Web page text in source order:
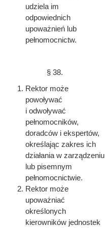
udziela im
odpowiednich
upoważnień lub
pełnomocnictw.
§ 38.
Rektor może
powoływać
i odwoływać
pełnomocników,
doradców i ekspertów,
określając zakres ich
działania w zarządzeniu
lub pisemnym
pełnomocnictwie.
Rektor może
upoważniać
określonych
kierowników jednostek